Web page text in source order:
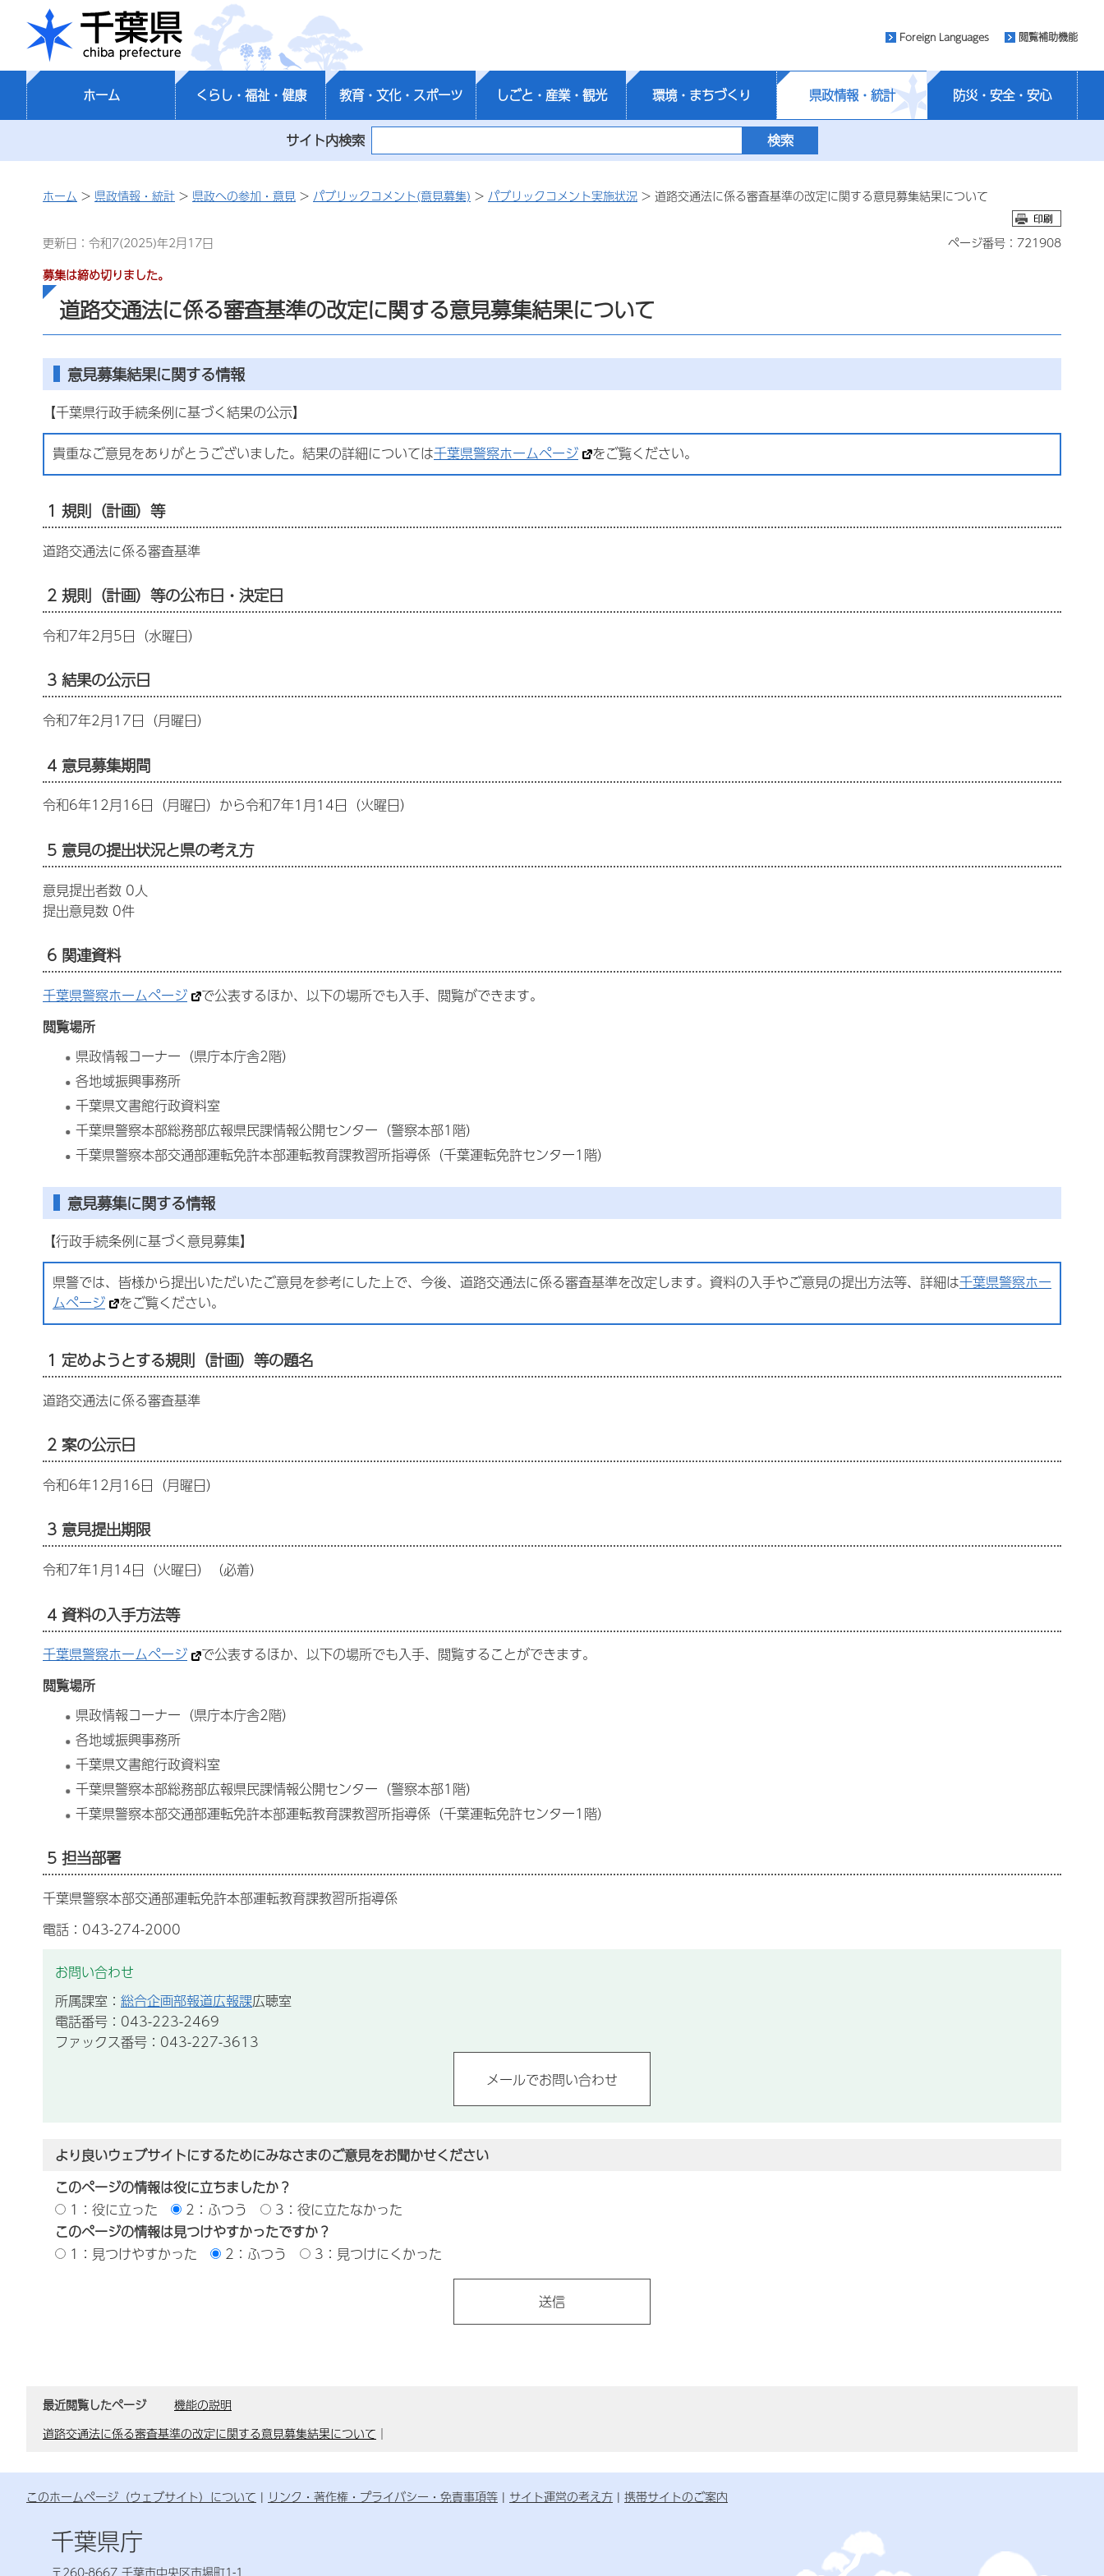
千葉県
Foreign Languages 閲覧補助機能
ホーム くらし・福祉・健康 教育・文化・スポーツ しごと・産業・観光 環境・まちづくり 県政情報・統計 防災・安全・安心
サイト内検索
ホーム > 県政情報・統計 > 県政への参加・意見 > パブリックコメント(意見募集) > パブリックコメント実施状況 > 道路交通法に係る審査基準の改定に関する意見募集結果について
更新日：令和7(2025)年2月17日
ページ番号：721908
募集は締め切りました。
道路交通法に係る審査基準の改定に関する意見募集結果について
意見募集結果に関する情報
【千葉県行政手続条例に基づく結果の公示】
貴重なご意見をありがとうございました。結果の詳細については千葉県警察ホームページ をご覧ください。
1 規則（計画）等
道路交通法に係る審査基準
2 規則（計画）等の公布日・決定日
令和7年2月5日（水曜日）
3 結果の公示日
令和7年2月17日（月曜日）
4 意見募集期間
令和6年12月16日（月曜日）から令和7年1月14日（火曜日）
5 意見の提出状況と県の考え方
意見提出者数 0人
提出意見数 0件
6 関連資料
千葉県警察ホームページ
で公表するほか、以下の場所でも入手、閲覧ができます。
閲覧場所
県政情報コーナー（県庁本庁舎2階）
各地域振興事務所
千葉県文書館行政資料室
千葉県警察本部総務部広報県民課情報公開センター（警察本部1階）
千葉県警察本部交通部運転免許本部運転教育課教習所指導係（千葉運転免許センター1階）
意見募集に関する情報
【行政手続条例に基づく意見募集】
県警では、皆様から提出いただいたご意見を参考にした上で、今後、道路交通法に係る審査基準を改定します。資料の入手やご意見の提出方法等、詳細は千葉県警察ホー
ムページ
をご覧ください。
1 定めようとする規則（計画）等の題名
道路交通法に係る審査基準
2 案の公示日
令和6年12月16日（月曜日）
3 意見提出期限
令和7年1月14日（火曜日）（必着）
4 資料の入手方法等
千葉県警察ホームページ
で公表するほか、以下の場所でも入手、閲覧することができます。
閲覧場所
県政情報コーナー（県庁本庁舎2階）
各地域振興事務所
千葉県文書館行政資料室
千葉県警察本部総務部広報県民課情報公開センター（警察本部1階）
千葉県警察本部交通部運転免許本部運転教育課教習所指導係（千葉運転免許センター1階）
5 担当部署
千葉県警察本部交通部運転免許本部運転教育課教習所指導係
電話：043-274-2000
お問い合わせ
所属課室： 総合企画部報道広報課広聴室
電話番号：043-223-2469
ファックス番号：043-227-3613
より良いウェブサイトにするためにみなさまのご意見をお聞かせください
このページの情報は役に立ちましたか？
1：役に立った
2：ふつう
3：役に立たなかった
このページの情報は見つけやすかったですか？
1：見つけやすかった
2：ふつう 3：見つけにくかった
最近閲覧したページ
機能の説明
道路交通法に係る審査基準の改定に関する意見募集結果について ｜
このホームページ（ウェブサイト）について リンク・著作権・プライバシー・免責事項等 サイト運営の考え方 携帯サイトのご案内
千葉県庁
〒260-8667 千葉市中央区市場町1-1